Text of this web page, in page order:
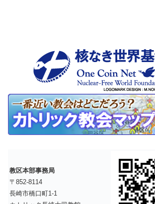
教区本部事務局
〒852-8114
長崎市橋口町1-1